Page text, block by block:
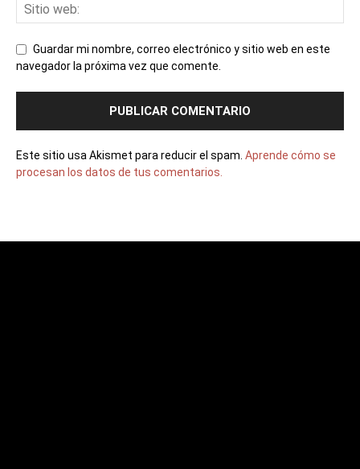
Guardar mi nombre, correo electrónico y sitio web en este
navegador la próxima vez que comente.
Este sitio usa Akismet para reducir el spam. Aprende cómo se
procesan los datos de tus comentarios.